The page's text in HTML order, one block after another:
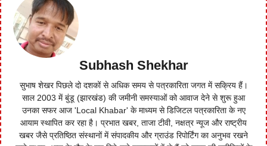
Subhash Shekhar
सुभाष शेखर पिछले दो दशकों से अधिक समय से पत्रकारिता जगत में सक्रिय हैं।
साल 2003 में बुंडू (झारखंड) की जमीनी समस्याओं को आवाज देने से शुरू हुआ
उनका सफर आज 'Local Khabar' के माध्यम से डिजिटल पत्रकारिता के नए
आयाम स्थापित कर रहा है। प्रभात खबर, ताजा टीवी, नक्षत्र न्यूज और राष्ट्रीय
खबर जैसे प्रतिष्ठित संस्थानों में संपादकीय और ग्राउंड रिपोर्टिंग का अनुभव रखने